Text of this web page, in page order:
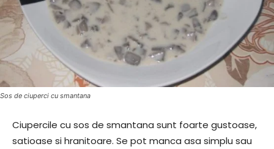
Sos de ciuperci cu smantana
Ciupercile cu sos de smantana sunt foarte gustoase,
satioase si hranitoare. Se pot manca asa simplu sau